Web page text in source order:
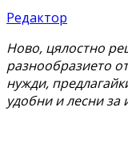
Редактор
Ново, цялостно
разнообразието
нужди,
удобни и лесни за